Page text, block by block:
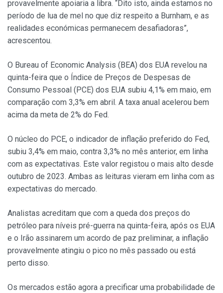
provavelmente apoiaria a libra. “Dito isto, ainda estamos no
período de lua de mel no que diz respeito a Burnham, e as
realidades económicas permanecem desafiadoras”,
acrescentou.
O Bureau of Economic Analysis (BEA) dos EUA revelou na
quinta-feira que o Índice de Preços de Despesas de
Consumo Pessoal (PCE) dos EUA subiu 4,1% em maio, em
comparação com 3,3% em abril. A taxa anual acelerou bem
acima da meta de 2% do Fed.
O núcleo do PCE, o indicador de inflação preferido do Fed,
subiu 3,4% em maio, contra 3,3% no mês anterior, em linha
com as expectativas. Este valor registou o mais alto desde
outubro de 2023. Ambas as leituras vieram em linha com as
expectativas do mercado.
Analistas acreditam que com a queda dos preços do
petróleo para níveis pré-guerra na quinta-feira, após os EUA
e o Irão assinarem um acordo de paz preliminar, a inflação
provavelmente atingiu o pico no mês passado ou está
perto disso.
Os mercados estão agora a precificar uma probabilidade de